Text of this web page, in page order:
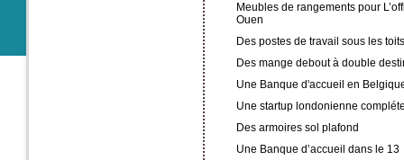
Meubles de rangements pour
Ouen
Des postes de travail sous les
Des mange debout à double
Une Banque d'accueil en
Une startup londonienne
Des armoires sol plafond
Une Banque d’accueil dans le 13